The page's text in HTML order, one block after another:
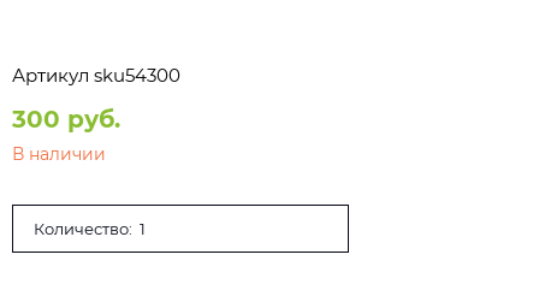
Артикул sku54300
300 руб.
В наличии
Количество: